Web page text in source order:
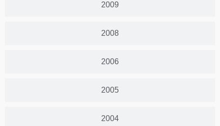
2009
2008
2006
2005
2004